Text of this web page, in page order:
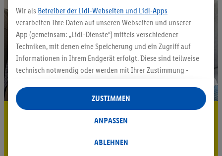
5.95 € Versand sparen³²ᵃ
Wir als Betreiber der Lidl-Webseiten und Lidl-Apps
verarbeiten Ihre Daten auf unseren Webseiten und unserer
App (gemeinsam: „Lidl-Dienste“) mittels verschiedener
Techniken, mit denen eine Speicherung und ein Zugriff auf
Informationen in Ihrem Endgerät erfolgt. Diese sind teilweise
technisch notwendig oder werden mit Ihrer Zustimmung -
auch durch Partner (u.a.
Verantwortliche; im Zusammenhang mit dem IAB TCF
insgesamt
Statistik-Erstellung oder für personalisierte Werbung
Datenverarbeitungen für personalisierte Werbung werden
ABLEHNEN
ANPASSEN
ZUSTIMMEN